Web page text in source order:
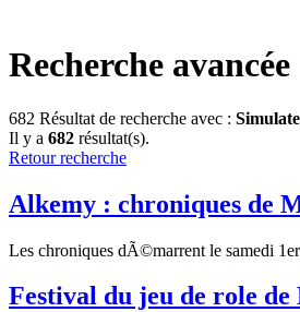
Recherche avancée
682 Résultat de recherche avec :
Il y a 682 résultat(s).
Retour recherche
Alkemy : chroniques de
Les chroniques dÃ©marrent le samedi
Festival du jeu de role de